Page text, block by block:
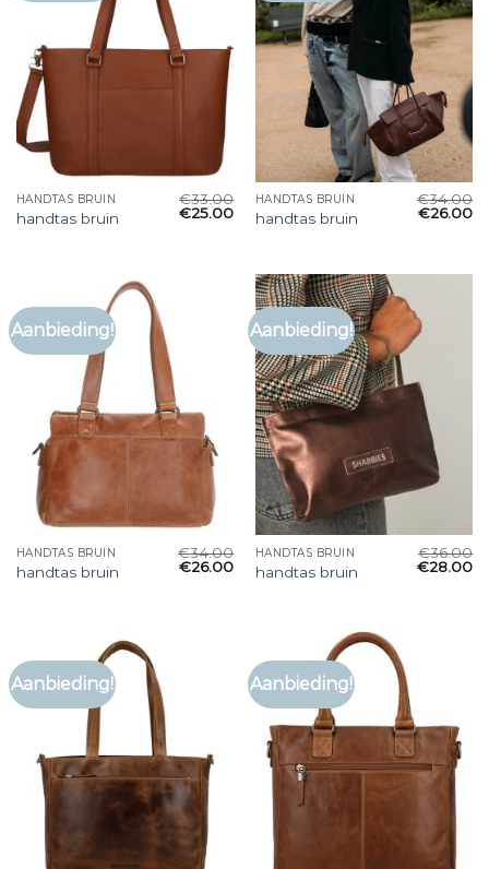
HANDTAS BRUIN
handtas bruin
€33.00
€25.00
HANDTAS BRUIN
handtas bruin
€34.00
€26.00
Aanbieding!
HANDTAS BRUIN
handtas bruin
€34.00
€26.00
Aanbieding!
HANDTAS BRUIN
handtas bruin
€36.00
€28.00
Aanbieding! Aanbieding!